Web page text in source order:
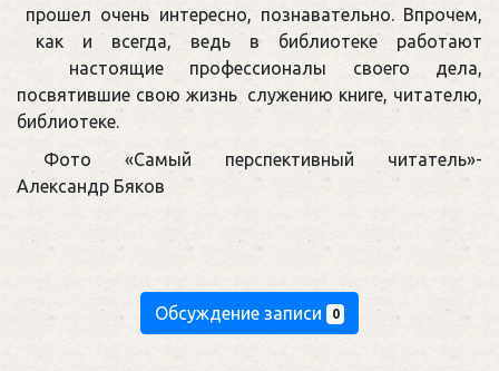
прошел очень интересно, познавательно. Впрочем,
как и всегда, ведь в библиотеке работают
настоящие профессионалы своего дела,
посвятившие свою жизнь служению книге, читателю,
библиотеке.
Фото «Самый перспективный читатель»-
Александр Бяков
Обсуждение записи 0